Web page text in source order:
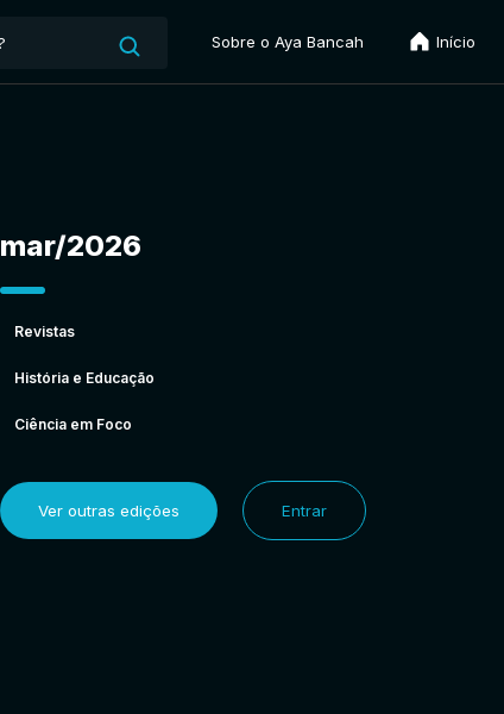
Sobre o Aya Bancah Início
mar/2026
Revistas
História e Educação
Ciência em Foco
Ver outras edições Entrar